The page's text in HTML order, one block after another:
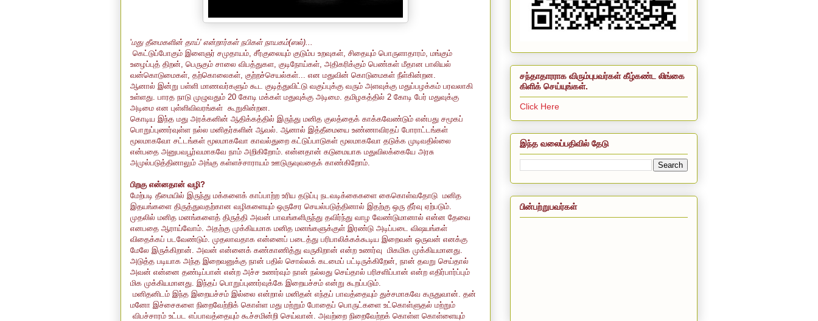
'மது தீமைகளின் தாய்' என்றார்கள் நபிகள் நாயகம்(ஸல்)...
கெட்டுப்போகும் இளைஞர் சமுதாயம், சீர்குலையும் குடும்ப உறவுகள், சிதையும் பொருளாதாரம், மங்கும்
உழைப்புத் திறன், பெருகும் சாலை விபத்துகள, குடிநோய்கள், அதிகரிக்கும் பெண்கள் மீதான பாலியல்
வன்கொடுமைகள், தற்கொலைகள், குற்றச்செயல்கள்... என மதுவின் கொடுமைகள் நீள்கின்றன.
ஆனால் இன்று பள்ளி மாணவர்களும் கூட குடித்துவிட்டு வகுப்புக்கு வரும் அளவுக்கு மதுப்பழக்கம் பரவலாகி
உள்ளது. பாரத நாடு முழுவதும் 20 கோடி மக்கள் மதுவுக்கு அடிமை. தமிழகத்தில் 2 கோடி பேர் மதுவுக்கு
அடிமை என புள்ளிவிவரங்கள் கூறுகின்றன.
கொடிய இந்த மது அரக்கனின் ஆதிக்கத்தில் இருந்து மனித குலத்தைக் காக்கவேண்டும் என்பது சமூகப்
பொறுப்புணர்வுள்ள நல்ல மனிதர்களின் ஆவல். ஆனால் இத்தீமையை உண்ணாவிரதப் போராட்டங்கள்
மூலமாகவோ சட்டங்கள் மூலமாகவோ காவல்துறை கட்டுப்பாடுகள் மூலமாகவோ தடுக்க முடிவதில்லை
என்பதை அனுபவபூர்வமாகவே நாம் அறிகிறோம். என்னதான் கடுமையாக மதுவிலக்கையே அரசு
அமுல்படுத்தினாலும் அங்கு கள்ளச்சாராயம் ஊடுருவுவதைக் காண்கிறோம்.
பிறகு என்னதான் வழி?
மேற்படி தீமையில் இருந்து மக்களைக் காப்பாற்ற உரிய தடுப்பு நடவடிக்கைகளை கைகொள்வதோடு மனித
இதயங்களை திருத்துவதற்கான வழிகளையும் ஒருசேர செயல்படுத்தினால் இதற்கு ஒரு தீர்வு ஏற்படும்.
முதலில் மனித மனங்களைத் திருத்தி அவன் பாவங்களிருந்து தவிர்ந்து வாழ வேண்டுமானால் என்ன தேவை
எனபதை ஆராய்வோம். அதற்கு முக்கியமாக மனித மனங்களுக்குள் இரண்டு அடிப்படை விஷயங்கள்
விதைக்கப் படவேண்டும். முதலாவதாக என்னைப் படைத்து பரிபாலிக்கக்கூடிய இறைவன் ஒருவன் எனக்கு
மேலே இருக்கிறான். அவன் என்னைக் கண்காணித்து வருகிறான் என்ற உணர்வு மிகமிக முக்கியமானது.
அடுத்த படியாக அந்த இறைவனுக்கு நான் பதில் சொல்லக் கடமைப் பட்டிருக்கிறேன், நான் தவறு செய்தால்
அவன் என்னை தண்டிப்பான் என்ற அச்ச உணர்வும் நான் நல்லது செய்தால் பரிசளிப்பான் என்ற எதிர்பார்ப்பும்
மிக முக்கியமானது. இந்தப் பொறுப்புணர்வுக்கே இறையச்சம் என்று கூறப்படும்.
மனிதனிடம் இந்த இறையச்சம் இல்லை என்றால் மனிதன் எந்தப் பாவத்தையும் துச்சமாகவே கருதுவான். தன்
மனோ இச்சைகளை நிறைவேற்றிக் கொள்ள மது மற்றும் போதைப் பொருட்களை உட்கொள்ளுதல் மற்றும்
விபச்சாரம் உட்பட எப்பாவத்தையும் கூச்சமின்றி செய்வான். அவற்றை நிறைவேற்றக் கொள்ள கொள்ளையும்
சந்தாதாரராக விரும்புபவர்கள் கீழ்கண்ட லிங்கை
கிளிக் செய்யுங்கள்.
Click Here
இந்த வலைப்பதிவில் தேடு
பின்பற்றுபவர்கள்